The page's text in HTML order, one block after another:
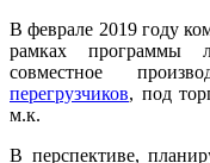
В феврале 2019 году
рамках программы
совместное
перегрузчиков, под
м.к.
В перспективе,